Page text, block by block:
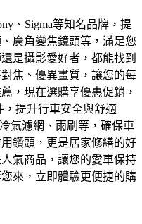
、Sigma等知名品牌，提
廣角變焦鏡頭等，滿足您
是攝影愛好者，都能找到
焦、優異畫質，讓您的每
，現在選購享優惠促銷，
，提升行車安全與舒適
氣濾網、雨刷等，確保車
鑽頭，更是居家修繕的好
氣商品，讓您的愛車保持
來，立即體驗更便捷的購